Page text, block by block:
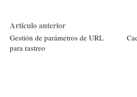
Artículo anterior
Gestión de parámetros de URL
para rastreo